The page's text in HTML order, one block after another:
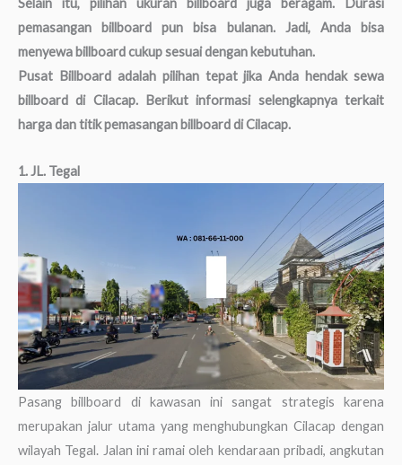
pemasangan billboard pun bisa bulanan. Jadi, Anda bisa
menyewa billboard cukup sesuai dengan kebutuhan.
Pusat Billboard adalah pilihan tepat jika Anda hendak sewa
billboard di Cilacap. Berikut informasi selengkapnya terkait
harga dan titik pemasangan billboard di Cilacap.
1. JL. Tegal
Pasang billboard di kawasan ini sangat strategis karena
merupakan jalur utama yang menghubungkan Cilacap dengan
wilayah Tegal. Jalan ini ramai oleh kendaraan pribadi, angkutan